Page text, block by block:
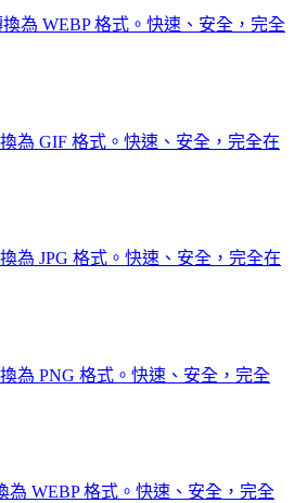
為 WEBP 格式。快速、安全，完全
為 GIF 格式。快速、安全，完全在
為 JPG 格式。快速、安全，完全在
為 PNG 格式。快速、安全，完全
為 WEBP 格式。快速、安全，完全